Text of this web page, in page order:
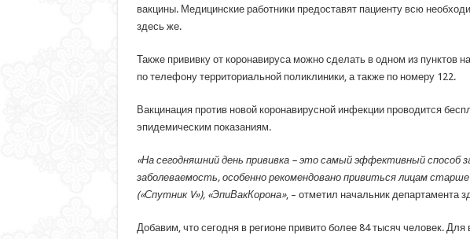
вакцины. Медицинские работники предоставят пациенту всю
здесь же.
Также прививку от коронавируса можно сделать в одном из пунктов
по телефону территориальной поликлиники, а также по номеру 122.
Вакцинация против новой коронавирусной инфекции проводится
эпидемическим показаниям.
«На сегодняшний день прививка – это самый эффективный способ
заболеваемость, особенно рекомендовано привиться лицам
(«Спутник V»), «ЭпиВакКорона», – отметил начальник департамента
Добавим, что сегодня в регионе привито более 84 тысяч человек.